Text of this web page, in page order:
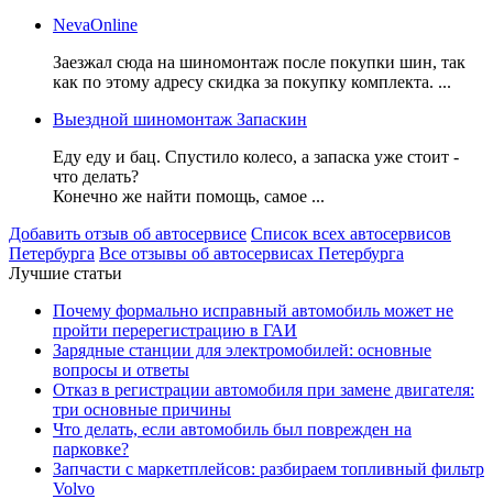
NevaOnline
Заезжал сюда на шиномонтаж после покупки шин, так
как по этому адресу скидка за покупку комплекта. ...
Выездной шиномонтаж Запаскин
Еду еду и бац. Спустило колесо, а запаска уже стоит -
что делать?
Конечно же найти помощь, самое ...
Добавить отзыв об автосервисе Список всех автосервисов
Петербурга Все отзывы об автосервисах Петербурга
Лучшие статьи
Почему формально исправный автомобиль может не
пройти перерегистрацию в ГАИ
Зарядные станции для электромобилей: основные
вопросы и ответы
Отказ в регистрации автомобиля при замене двигателя:
три основные причины
Что делать, если автомобиль был поврежден на
парковке?
Запчасти с маркетплейсов: разбираем топливный фильтр
Volvo